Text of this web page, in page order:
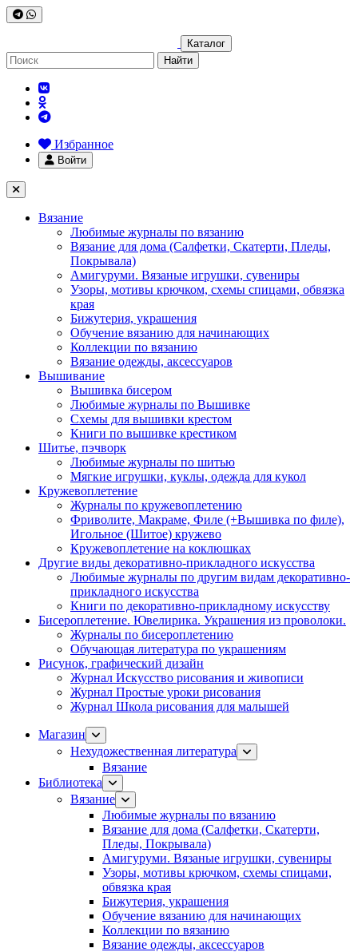
Каталог
Найти
Избранное
Войти
Вязание
Любимые журналы по вязанию
Вязание для дома (Салфетки, Скатерти, Пледы,
Покрывала)
Амигуруми. Вязаные игрушки, сувениры
Узоры, мотивы крючком, схемы спицами, обвязка
края
Бижутерия, украшения
Обучение вязанию для начинающих
Коллекции по вязанию
Вязание одежды, аксессуаров
Вышивание
Вышивка бисером
Любимые журналы по Вышивке
Схемы для вышивки крестом
Книги по вышивке крестиком
Шитье, пэчворк
Любимые журналы по шитью
Мягкие игрушки, куклы, одежда для кукол
Кружевоплетение
Журналы по кружевоплетению
Фриволите, Макраме, Филе (+Вышивка по филе),
Игольное (Шитое) кружево
Кружевоплетение на коклюшках
Другие виды декоративно-прикладного искусства
Любимые журналы по другим видам декоративно-
прикладного искусства
Книги по декоративно-прикладному искусству
Бисероплетение. Ювелирика. Украшения из проволоки.
Журналы по бисероплетению
Обучающая литература по украшениям
Рисунок, графический дизайн
Журнал Искусство рисования и живописи
Журнал Простые уроки рисования
Журнал Школа рисования для малышей
Магазин
Нехудожественная литература
Вязание
Библиотека
Вязание
Любимые журналы по вязанию
Вязание для дома (Салфетки, Скатерти,
Пледы, Покрывала)
Амигуруми. Вязаные игрушки, сувениры
Узоры, мотивы крючком, схемы спицами,
обвязка края
Бижутерия, украшения
Обучение вязанию для начинающих
Коллекции по вязанию
Вязание одежды, аксессуаров